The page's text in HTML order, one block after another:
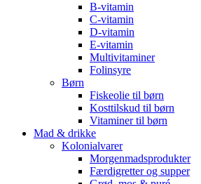
B-vitamin
C-vitamin
D-vitamin
E-vitamin
Multivitaminer
Folinsyre
Børn
Fiskeolie til børn
Kosttilskud til børn
Vitaminer til børn
Mad & drikke
Kolonialvarer
Morgenmadsprodukter
Færdigretter og supper